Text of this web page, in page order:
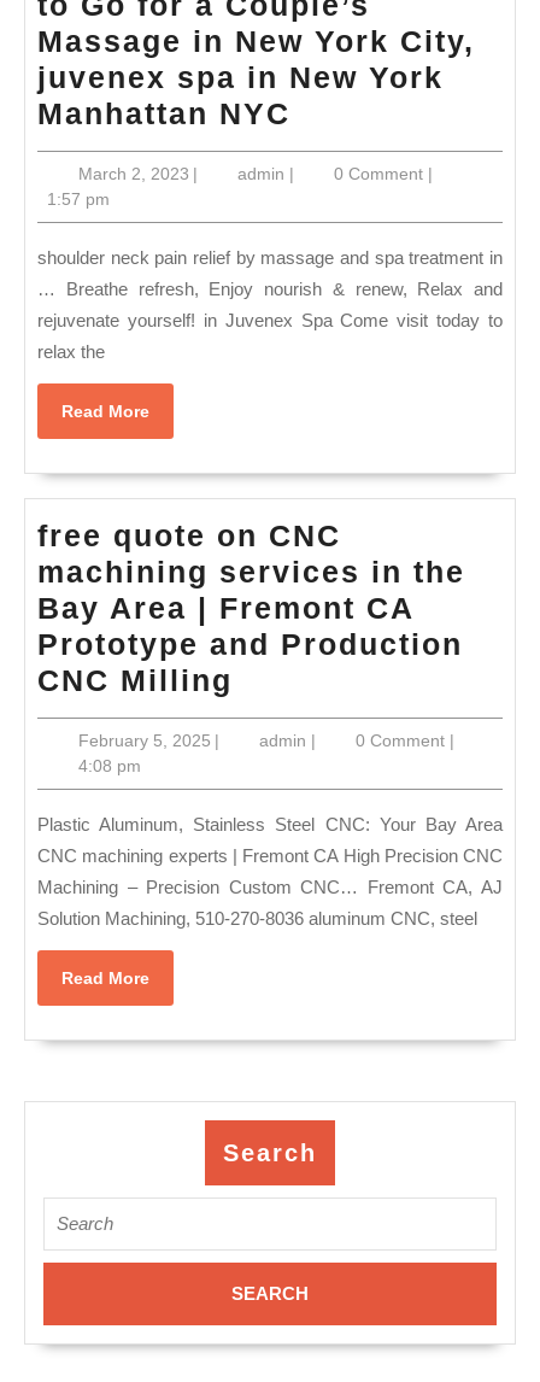
Massage in New York City,
juvenex spa in New York
Manhattan NYC
Spa:
24
Hour
Spa
in
Koreatown
to
Go
for
a
Couple’s
Massage
New
City,
juvenex
spa
in
NYC
March 2, 2023March
2023
| admin admin
| 0 Comment |
1:57 pm
shoulder neck pain relief by massage and spa treatment in
… Breathe refresh, Enjoy nourish & renew, Relax and
rejuvenate yourself! in Juvenex Spa Come visit today to
relax the
Read MoreRead
More
free quote on CNC
machining services in the
Bay Area | Fremont CA
Prototype and Production
CNC Milling
quote
on
CNC
machining
services
in
the
|
CA
Prototype
and
CNC
Milling
February 5, 2025February
2025
| admin admin
| 0 Comment |
4:08 pm
Plastic Aluminum, Stainless Steel CNC: Your Bay Area
CNC machining experts | Fremont CA High Precision CNC
Machining – Precision Custom CNC… Fremont CA, AJ
Solution Machining, 510-270-8036 aluminum CNC, steel
Read MoreRead
More
Search
for: